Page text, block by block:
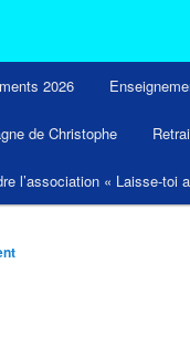
2026
de Christophe
l’association « Laisse-toi